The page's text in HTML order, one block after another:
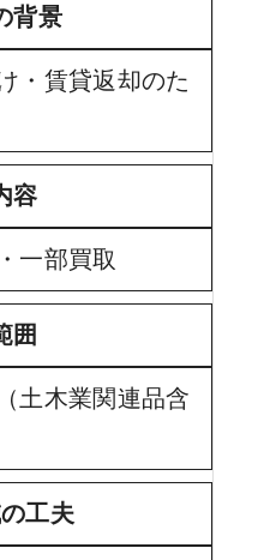
背景
・賃貸返却のた
容
一部買取
囲
土木業関連品含
工夫